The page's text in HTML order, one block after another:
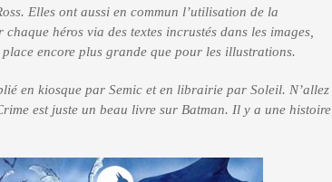
Elles ont aussi en commun l’utilisation de la
héros via des textes incrustés dans les images,
encore plus grande que pour les illustrations.
en kiosque par Semic et en librairie par Soleil. N’allez
est juste un beau livre sur Batman. Il y a une histoire,